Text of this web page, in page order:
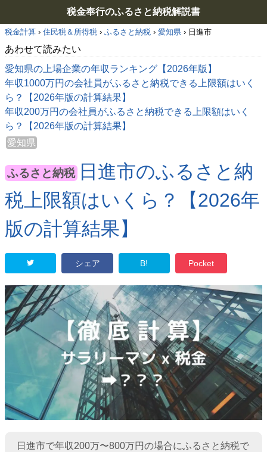
税金奉行のふるさと納税解説書
税金計算 › 住民税＆所得税 › ふるさと納税 › 愛知県 › 日進市
あわせて読みたい
愛知県の上場企業の年収ランキング【2026年版】
年収1000万円の会社員がふるさと納税できる上限額はいく
ら？【2026年版の計算結果】
年収200万円の会社員がふるさと納税できる上限額はいく
ら？【2026年版の計算結果】
愛知県
ふるさと納税
日進市のふるさと納
税上限額はいくら？【2026年
版の計算結果】
シェア B! Pocket
日進市で年収200万〜800万円の場合にふるさと納税で